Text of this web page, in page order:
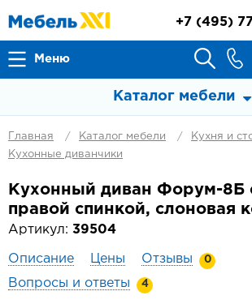
Меню
+7 (495)
Каталог мебели
Главная Каталог мебели
Кухня и
Кухонные диванчики
Кухонный диван Форум-8Б
правой спинкой, слоновая
Артикул: 39504
Описание Цены Отзывы 0
Вопросы и ответы 4